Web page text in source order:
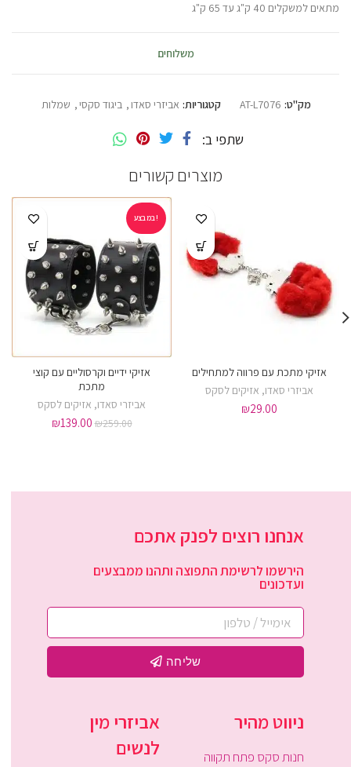
מתאים למשקלים 40 ק"ג עד 65 ק"ג
משלוחים
מק"ט: AT-L7076 קטגוריות: אביזרי סאדו, ביגוד סקסי, שמלות
שתפי ב
מוצרים קשורים
אזיקי מתכת עם פרווה למתחילים
אביזרי סאדו, אזיקים לסקס
₪29.00
במבצע!
אזיקי ידיים וקרסוליים עם קוצי
מתכת
אביזרי סאדו, אזיקים לסקס
₪259.00
₪139.00
אנחנו רוצים לפנק אתכם
הירשמו לרשימת התפוצה ותהנו ממבצעים
ועדכונים
שליחה
ניווט מהיר
חנות סקס פתח תקווה
אביזרי מין
לנשים